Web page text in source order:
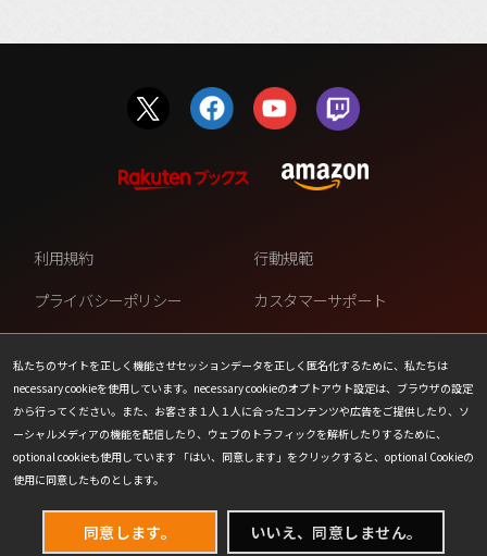
私たちのサイトを正しく機能させセッションデータを正しく匿名化するために、私たちは
necessary cookieを使用しています。necessary cookieのオプトアウト設定は、ブラウザの設定
から行ってください。また、お客さま１人１人に合ったコンテンツや広告をご提供したり、ソ
ーシャルメディアの機能を配信したり、ウェブのトラフィックを解析したりするために、
optional cookieも使用しています 「はい、同意します」をクリックすると、optional Cookieの
使用に同意したものとします。
同意します。 いいえ、同意しません。
利用規約
行動規範
プライバシーポリシー
カスタマーサポート
ファンコンテンツ・ポリシー
個人情報の販売や共有を許可し
ない
COOKIE
プレスリリース
会社情報
お問い合わせ